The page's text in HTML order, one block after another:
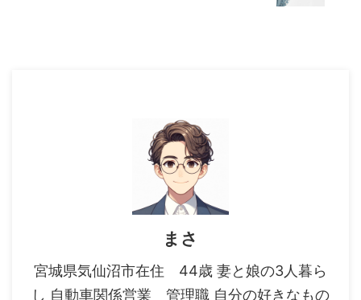
まさ
宮城県気仙沼市在住 44歳 妻と娘の3人暮ら
し 自動車関係営業 管理職 自分の好きなもの